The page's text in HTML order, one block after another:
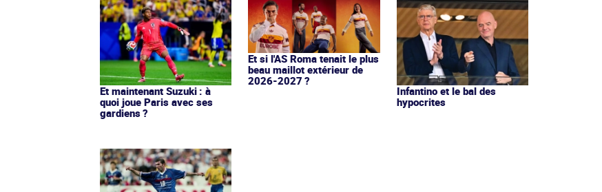
Et maintenant Suzuki : à
quoi joue Paris avec ses
gardiens ?
Et si l'AS Roma tenait le plus
beau maillot extérieur de
2026-2027 ?
Infantino et le bal des
hypocrites